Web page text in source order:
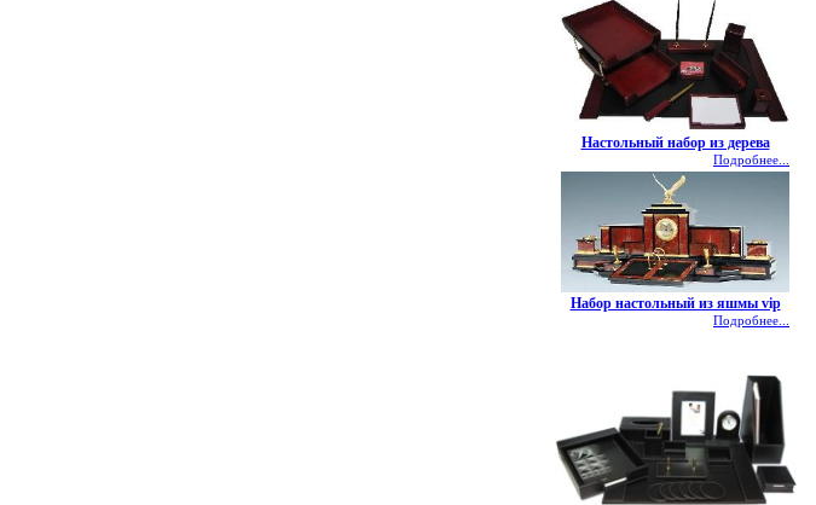
Настольный набор из дерева
Подробнее...
Набор настольный из яшмы vip
Подробнее...